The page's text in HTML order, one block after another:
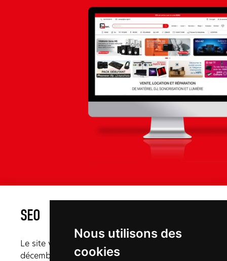
Nous utilisons des
cookies
SEO
Le site vient tout juste de sortir courant
décembre 2025. Il va nous falloir attendre et